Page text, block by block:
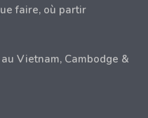
faire, où partir
Vietnam, Cambodge &